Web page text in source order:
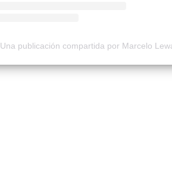
Una publicación compartida por Marcelo